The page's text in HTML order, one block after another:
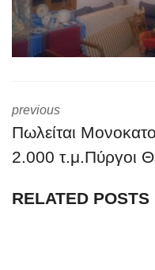
previous
Πωλείται
2.000 τ.μ.Πύργοι
RELATED POSTS